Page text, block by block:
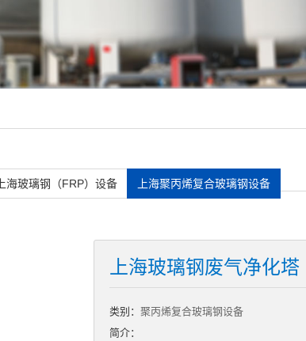
上海玻璃钢（FRP）设备 上海聚丙烯复合玻璃钢设备
上海玻璃钢废气净化塔
类别： 聚丙烯复合玻璃钢设备
简介：